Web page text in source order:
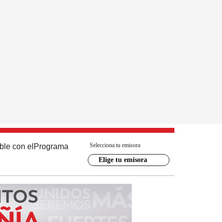
con el Programa Selecciona tu emisora
Elige tu emisora